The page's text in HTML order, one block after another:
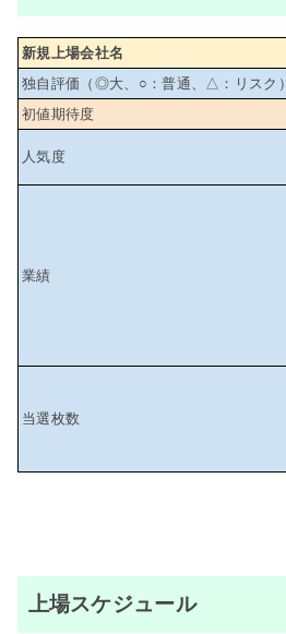
新規上場会社名
独自評価（◎大、○：普通、△：リスク）
初値期待度
人気度
業績
当選枚数
上場スケジュール